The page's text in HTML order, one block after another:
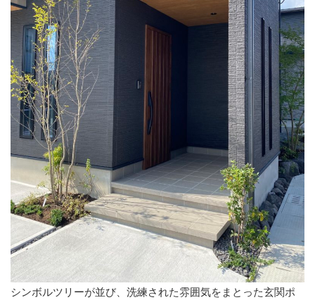
シンボルツリーが並び、洗練された雰囲気をまとった玄関ポ